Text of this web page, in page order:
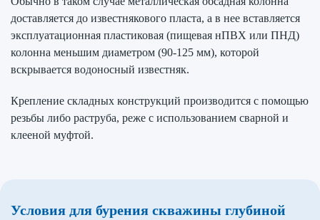
доставляется до известнякового пласта, а в нее вставляется
эксплуатационная пластиковая (пищевая нПВХ или ПНД)
колонна меньшим диаметром (90-125 мм), которой
вскрывается водоносный известняк.
Крепление складных конструкций производится с помощью
резьбы либо раструба, реже с использованием сварной и
клееной муфтой.
Условия для бурения скважины глубиной